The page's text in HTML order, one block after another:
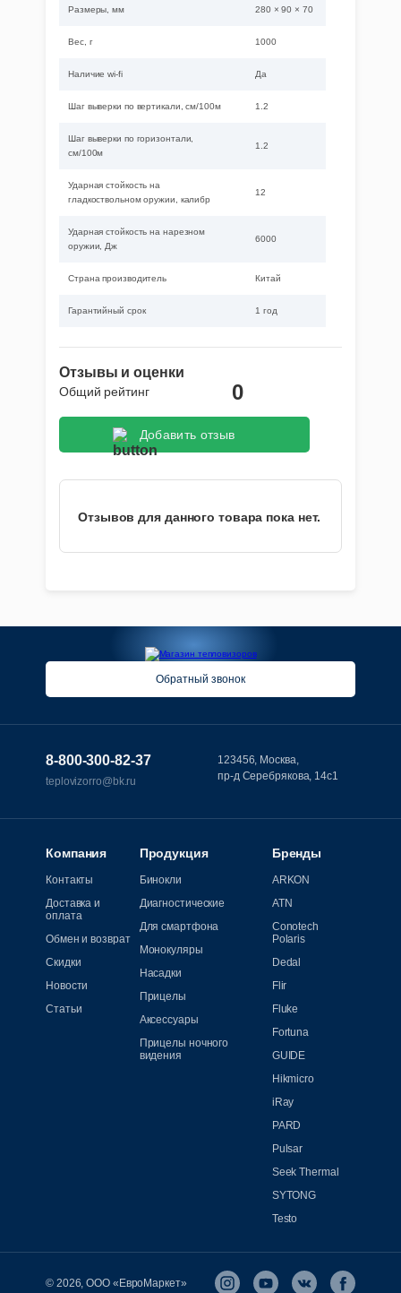
Размеры, мм 280 × 90 × 70
Вес, г 1000
Наличие wi-fi Да
Шаг выверки по вертикали, см/100м 1.2
Шаг выверки по горизонтали,
см/100м
1.2
Ударная стойкость на
гладкоствольном оружии, калибр
12
Ударная стойкость на нарезном
оружии, Дж
6000
Страна производитель Китай
Гарантийный срок 1 год
Отзывы и оценки
Общий рейтинг 0
Добавить отзыв
Отзывов для данного товара пока нет.
Обратный звонок
8-800-300-82-37
teplovizorro@bk.ru
123456, Москва,
пр-д Серебрякова, 14с1
Компания
Контакты
Доставка и
оплата
Обмен и возврат
Скидки
Новости
Статьи
Продукция
Бинокли
Диагностические
Для смартфона
Монокуляры
Насадки
Прицелы
Аксессуары
Прицелы ночного
видения
Бренды
ARKON
ATN
Conotech
Polaris
Dedal
Flir
Fluke
Fortuna
GUIDE
Hikmicro
iRay
PARD
Pulsar
Seek Thermal
SYTONG
Testo
© 2026, ООО «ЕвроМаркет»